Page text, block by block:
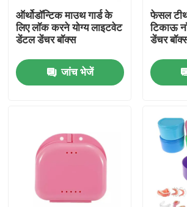
गुणवत्ता नियंत्रण
संपर्क करें
एक उद्धरण का अनुरोध करें
डेंटल रिटेनर बॉक्स
डेंटल डेंचर बॉक्स
ऑर्थोडॉन्टिक माउथ गार्ड के
लिए लॉक करने योग्य लाइटवेट
डेंटल डेंचर बॉक्स
जांच भेजें
फेसल
टिकाऊ
डेंचर